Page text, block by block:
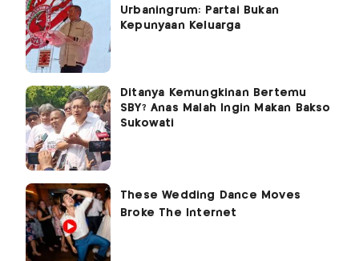
Urbaningrum: Partai Bukan
Kepunyaan Keluarga
Ditanya Kemungkinan Bertemu
SBY? Anas Malah Ingin Makan Bakso
Sukowati